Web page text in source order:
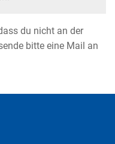
du nicht an der
bitte eine Mail an